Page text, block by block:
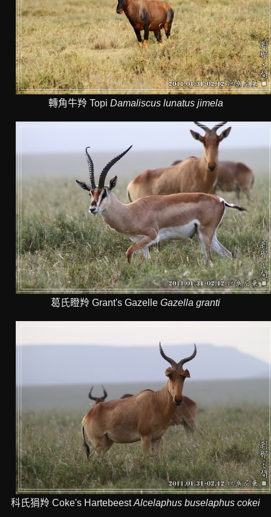
轉角牛羚 Topi Damaliscus lunatus jimela
葛氏瞪羚 Grant's Gazelle Gazella granti
科氏狷羚 Coke's HartebeestAlcelaphus buselaphus cokei